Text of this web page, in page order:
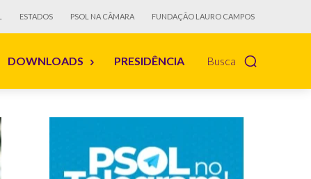
ESTADOS PSOL NA CÂMARA FUNDAÇÃO LAURO CAMPOS
Busca
DOWNLOADS PRESIDÊNCIA